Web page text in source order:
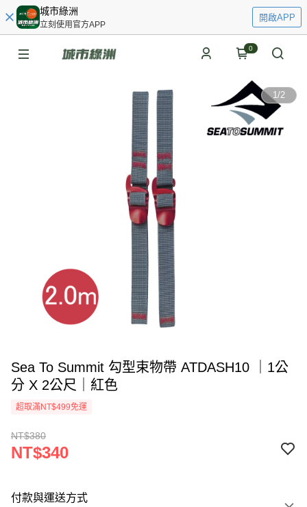
城市綠洲
立刻使用官方APP
開啟APP
0
1/2
Sea To Summit 勾型束物帶 ATDASH10 ｜1公
分 X 2公尺｜紅色
超取滿NT$499免運
NT$380
NT$340
付款與運送方式